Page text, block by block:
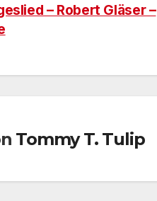
– Robert Gläser –
Tommy T. Tulip